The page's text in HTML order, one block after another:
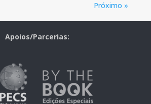
Próximo »
Apoios/Parcerias: